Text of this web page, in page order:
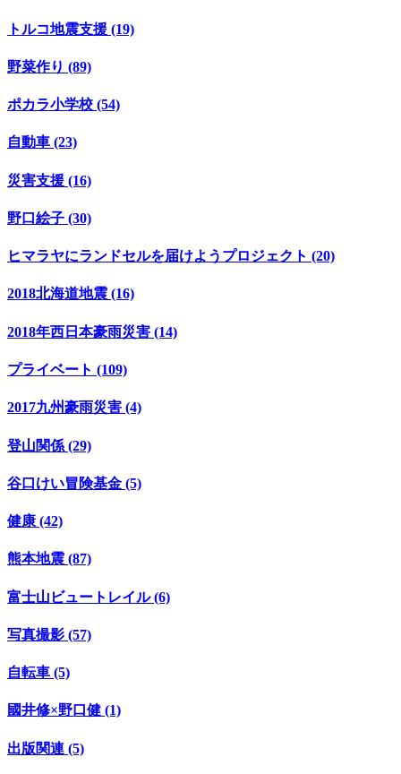
トルコ地震支援 (19)
野菜作り (89)
ポカラ小学校 (54)
自動車 (23)
災害支援 (16)
野口絵子 (30)
ヒマラヤにランドセルを届けようプロジェクト (20)
2018北海道地震 (16)
2018年西日本豪雨災害 (14)
プライベート (109)
2017九州豪雨災害 (4)
登山関係 (29)
谷口けい冒険基金 (5)
健康 (42)
熊本地震 (87)
富士山ビュートレイル (6)
写真撮影 (57)
自転車 (5)
國井修×野口健 (1)
出版関連 (5)